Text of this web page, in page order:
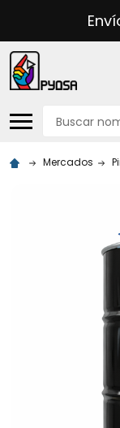
Buscar
Mercados